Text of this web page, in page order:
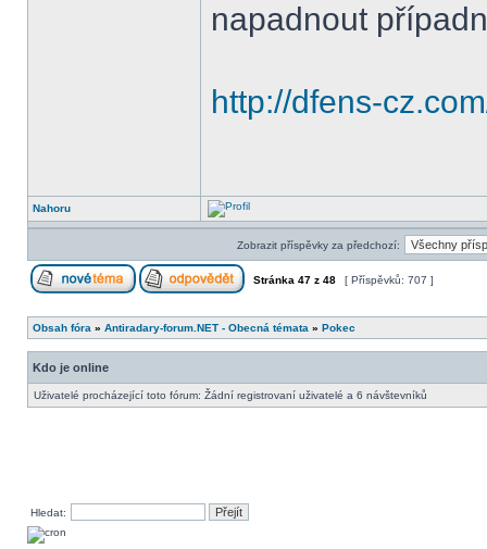
napadnout
http://dfens-
Nahoru
Zobrazit příspěvky za předchozí:
Stránka 47 z 48 [ Příspěvků: 707 ]
Obsah fóra » Antiradary-forum.NET - Obecná témata » Pokec
Kdo je online
Uživatelé procházející toto fórum: Žádní registrovaní uživatelé a 6 návštevníků
Hledat: